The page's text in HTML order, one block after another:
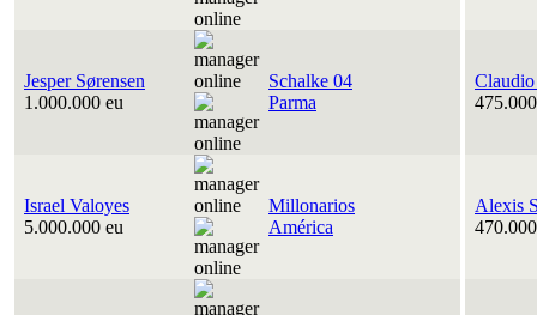
Jesper Sørensen
1.000.000 eu
Schalke 04
Parma
Claudio
Israel Valoyes
5.000.000 eu
Millonarios
América
Alexis